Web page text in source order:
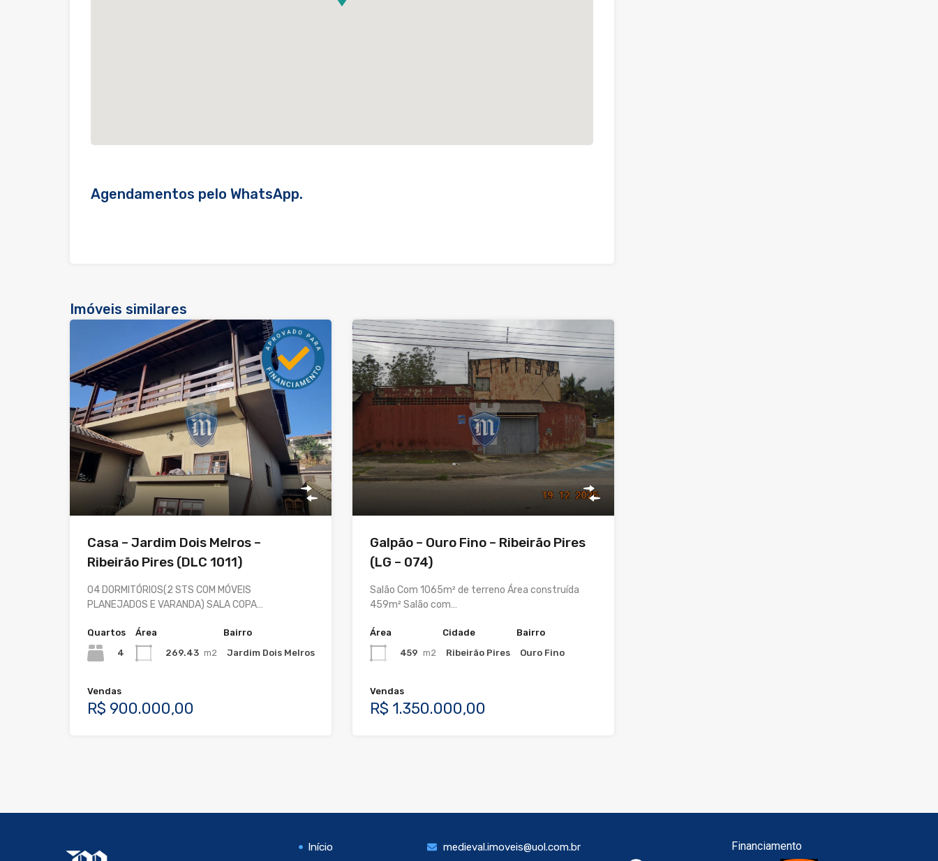
Agendamentos pelo WhatsApp.
Imóveis similares
Casa – Jardim Dois Melros –
Ribeirão Pires (DLC 1011)
04 DORMITÓRIOS(2 STS COM MÓVEIS
PLANEJADOS E VARANDA) SALA COPA…
Quartos
4
Área
269.43 m2
Bairro
Jardim Dois Melros
Vendas
R$ 900.000,00
Galpão – Ouro Fino – Ribeirão Pires
(LG – 074)
Salão Com 1065m² de terreno Área construída
459m² Salão com…
Área
459 m2
Cidade
Ribeirão Pires
Bairro
Ouro Fino
Vendas
R$ 1.350.000,00
Início
medieval.imoveis@uol.com.br
Financiamento